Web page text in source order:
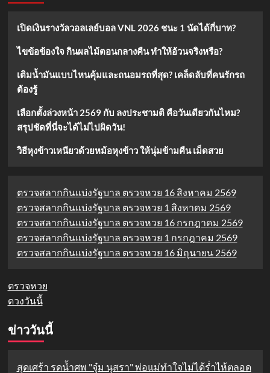
ครบ
อารมณ์
เปิดเงินรางวัลวอลเลย์บอล VNL 2026 ชนะ 1 นัดได้กี่บาท?
ไขข้อข้องใจ กินผลไม้ตอนกลางคืน ทำให้อ้วนจริงหรือ?
เติมน้ำมันแบบไหนคุ้มและถนอมรถที่สุด? เคล็ดลับที่คนรักรถ
ต้องรู้
เลือกตั้งล่วงหน้า 2569 กับ ลงประชามติ คือวันเดียวกันไหม?
สรุปชัดที่นี่จะได้ไม่ไปผิดวัน!
วิธีหุงข้าวเหนียวด้วยหม้อหุงข้าว ให้นุ่มข้ามคืน เม็ดสวย
ตรวจสลากกินแบ่งรัฐบาล ตรวจหวย 16 สิงหาคม 2569
ตรวจสลากกินแบ่งรัฐบาล ตรวจหวย 1 สิงหาคม 2569
ตรวจสลากกินแบ่งรัฐบาล ตรวจหวย 16 กรกฎาคม 2569
ตรวจสลากกินแบ่งรัฐบาล ตรวจหวย 1 กรกฎาคม 2569
ตรวจสลากกินแบ่งรัฐบาล ตรวจหวย 16 มิถุนายน 2569
ตรวจหวย
ดวงวันนี้
ข่าววันนี้
สุดเศร้า รดน้ำศพ "จุ๋ม นุสรา" พ่อแม่ทำใจไม่ได้ร่ำไห้ตลอด